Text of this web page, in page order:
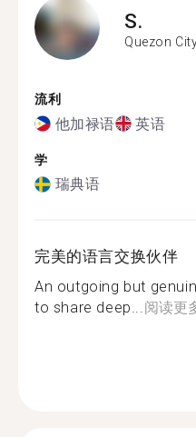
S.
Quezon
流利
他加禄语 英语
学
瑞典语
完美的语言交换伙伴
An outgoing but
to share deep...阅读更